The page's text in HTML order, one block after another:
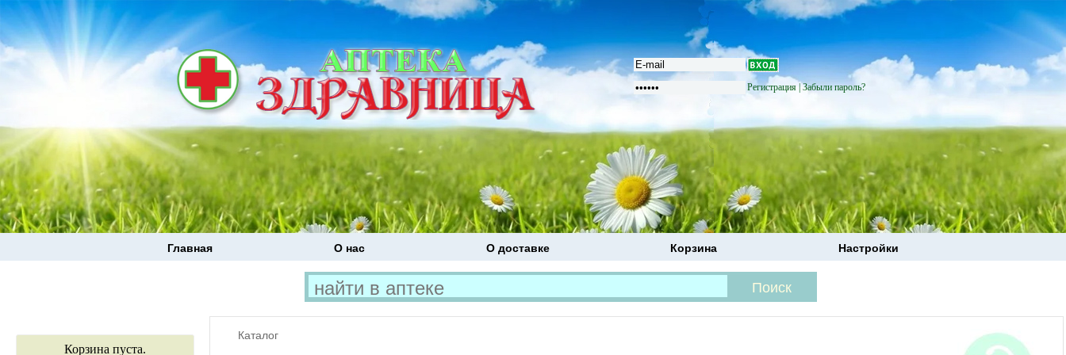
Регистрация |Забыли пароль?
Главная О нас О доставке Корзина Настройки
Корзина пуста.
Каталог